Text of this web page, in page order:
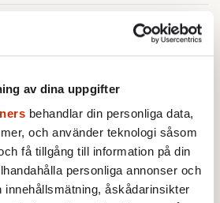
av dina uppgifter
behandlar din personliga data,
och använder teknologi såsom
få tillgång till information på din
personliga annonser och
innehållsmätning, åskådarinsikter
rubriken visar vad som sägs
Ja, AC är ett hot mot den
om den lågbegåvade
i Filipstad